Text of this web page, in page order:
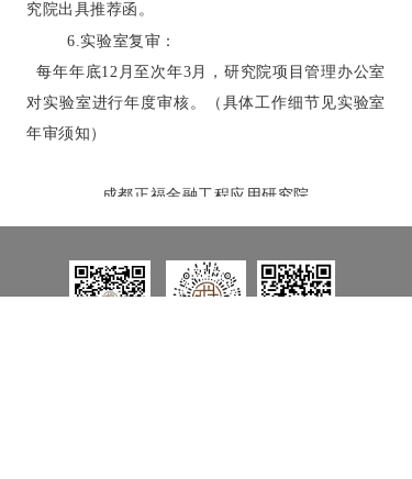
究院出具推荐函。
6.实验室复审：
每年年底12 月至次年3月，研究院项目管理办公室
对实验室进行年度审核。（具体工作细节见实验室
年审须知）
成都正福金融工程应用研究院
2017.07.03